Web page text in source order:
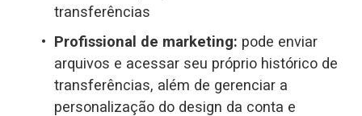
transferências
Profissional de marketing: pode enviar
arquivos e acessar seu próprio histórico de
transferências, além de gerenciar a
personalização do design da conta e